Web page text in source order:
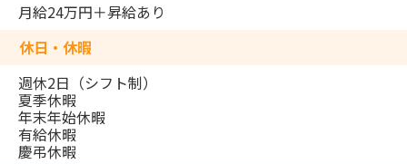
月給24万円＋昇給あり
休日・休暇
週休2日（シフト制）
夏季休暇
年末年始休暇
有給休暇
慶弔休暇